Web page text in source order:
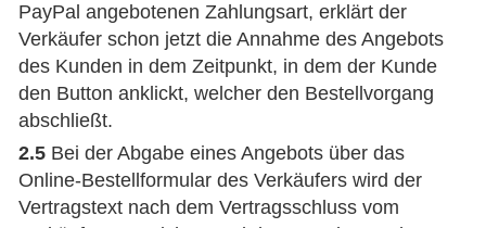
PayPal angebotenen Zahlungsart, erklärt der
Verkäufer schon jetzt die Annahme des Angebots
des Kunden in dem Zeitpunkt, in dem der Kunde
den Button anklickt, welcher den Bestellvorgang
abschließt.
2.5 Bei der Abgabe eines Angebots über das
Online-Bestellformular des Verkäufers wird der
Vertragstext nach dem Vertragsschluss vom